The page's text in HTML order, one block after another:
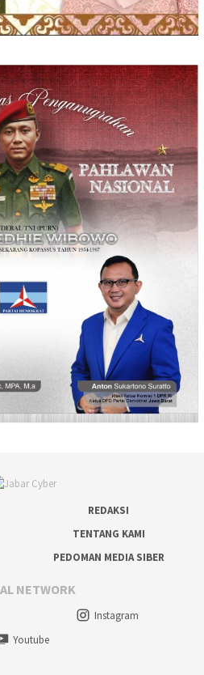
REDAKSI
TENTANG KAMI
PEDOMAN MEDIA SIBER
NETWORK
Instagram
Youtube